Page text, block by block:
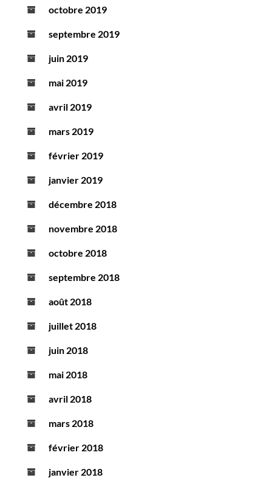
octobre 2019
septembre 2019
juin 2019
mai 2019
avril 2019
mars 2019
février 2019
janvier 2019
décembre 2018
novembre 2018
octobre 2018
septembre 2018
août 2018
juillet 2018
juin 2018
mai 2018
avril 2018
mars 2018
février 2018
janvier 2018